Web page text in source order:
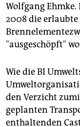
Wolfgang
2008 die
"ausgeschöpft"
Wie die BI
den Verzicht
geplanten
enthaltenden